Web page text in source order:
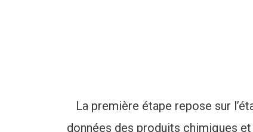
La première étape repose sur
données des produits chimiques